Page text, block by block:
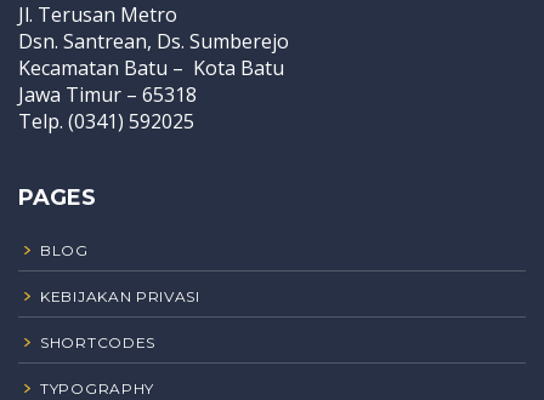
Jl. Terusan Metro
Dsn. Santrean, Ds. Sumberejo
Kecamatan Batu – Kota Batu
Jawa Timur – 65318
Telp. (0341) 592025
PAGES
BLOG
KEBIJAKAN PRIVASI
SHORTCODES
TYPOGRAPHY